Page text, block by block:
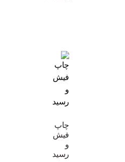
چاپ
فیش
و
رسید